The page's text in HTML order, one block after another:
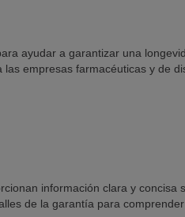
ayudar a garantizar una
empresas farmacéuticas y de
información clara y
de la garantía para